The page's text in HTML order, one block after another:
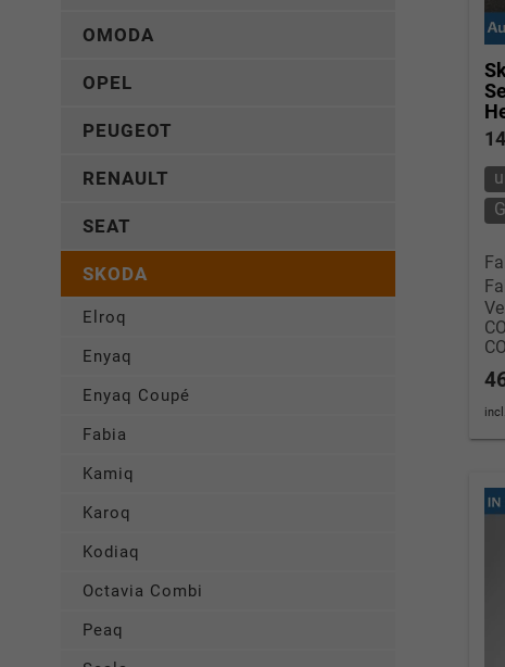
CO
CO
OMODA
OPEL
PEUGEOT
RENAULT
SEAT
SKODA
Elroq
Enyaq
Enyaq Coupé
Fabia
Kamiq
Karoq
Kodiaq
Octavia Combi
Peaq